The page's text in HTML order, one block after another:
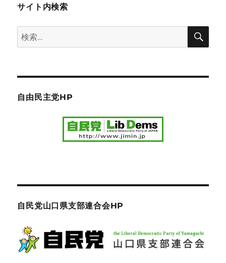
サイト内検索
検
索:
検
自由民主党HP
自民党山口県支部連合会HP